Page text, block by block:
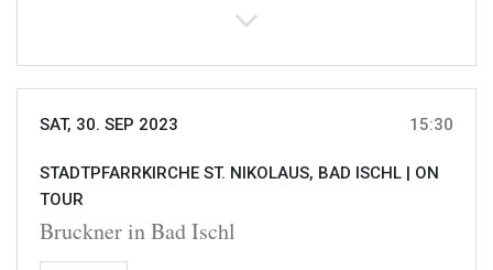
SAT, 30. SEP 2023 15:30
STADTPFARRKIRCHE ST. NIKOLAUS, BAD ISCHL | ON
TOUR
Bruckner in Bad Ischl